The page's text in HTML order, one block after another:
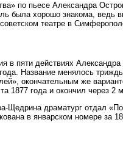
по пьесе Александра
была хорошо знакома, ведь
театре в
в пяти действиях
Название менялось
окончательным же
1877 года и окончил через 2
Щедрина драматург отдал
в январском номере за